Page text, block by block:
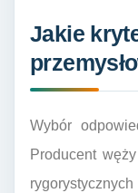
Jakie
Wybór
Producent